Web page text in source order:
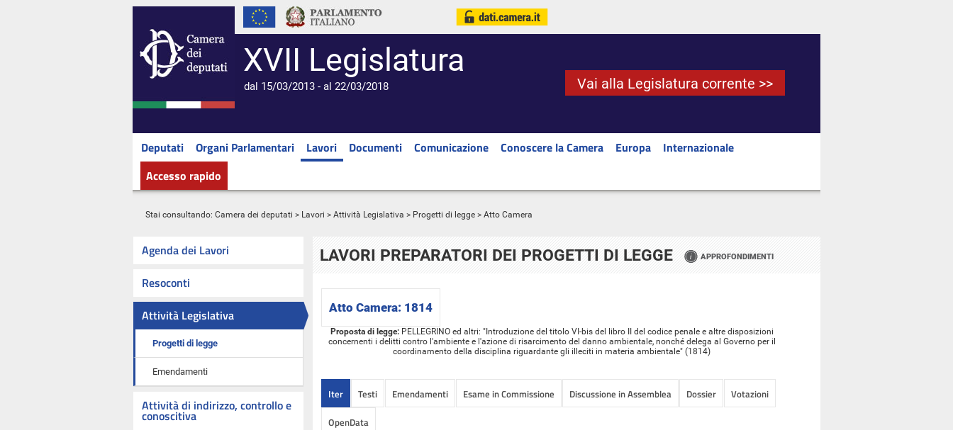
XVII Legislatura
dal 15/03/2013 - al 22/03/2018 Vai alla Legislatura corrente >>
Deputati Organi Parlamentari Lavori Documenti Comunicazione Conoscere la Camera Europa
Internazionale
Accesso rapido
Stai consultando: Camera dei deputati > Lavori > Attività Legislativa > Progetti di legge > Atto Camera
Agenda dei Lavori
Resoconti
Attività Legislativa
Progetti di legge
Emendamenti
Attività di indirizzo, controllo e
conoscitiva
LAVORI PREPARATORI DEI PROGETTI DI LEGGE APPROFONDIMENTI
Atto Camera: 1814
Proposta di legge:PELLEGRINO ed altri: "Introduzione del titolo VI-bis del libro II del codice penale e altre disposizioni
concernenti i delitti contro l'ambiente e l'azione di risarcimento del danno ambientale, nonché delega al Governo per il
coordinamento della disciplina riguardante gli illeciti in materia ambientale" (1814)
Iter Testi Emendamenti Esame in Commissione Discussione in Assemblea Dossier
Votazioni
OpenData